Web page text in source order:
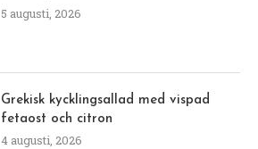
5 augusti, 2026
Grekisk kycklingsallad med vispad
fetaost och citron
4 augusti, 2026